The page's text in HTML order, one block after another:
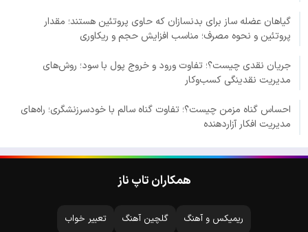
گیاهان عضله ساز برای بدنسازان که حاوی پروتئین هستند؛ مقدار
پروتئین و نحوه مصرف؛ مناسب افزایش حجم و ریکاوری
جریان نقدی چیست؟؛ تفاوت ورود و خروج پول با سود؛ روش‌های
مدیریت نقدینگی کسب‌وکار
احساس گناه مزمن چیست؟؛ تفاوت گناه سالم با خودسرزنشگری؛ راه‌های
مدیریت افکار آزاردهنده
همکاران تاپ ناز
ریمیکس و آهنگ گلچین آهنگ تعبیر خواب